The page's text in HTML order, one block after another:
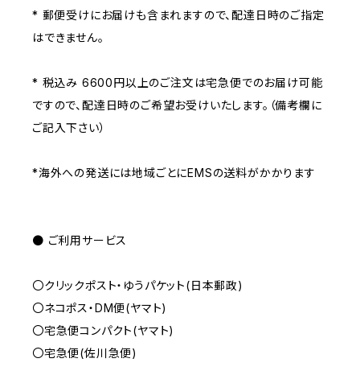
* 郵便受けにお届けも含まれますので、配達日時のご指定
はできません。
* 税込み 6600円以上のご注文は宅急便でのお届け可能
ですので、配達日時のご希望お受けいたします。（備考欄に
ご記入下さい）
*海外への発送には地域ごとにEMSの送料がかかります
● ご利用サービス
〇クリックポスト・ゆうパケット(日本郵政)
〇ネコポス・DM便(ヤマト)
〇宅急便コンパクト(ヤマト)
〇宅急便(佐川急便)